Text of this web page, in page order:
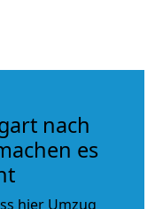
nach
es
hier Umzug